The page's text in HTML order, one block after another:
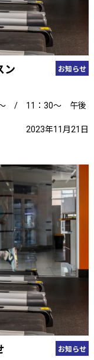
ン
お知らせ
～ / 11：30～ 午後
2023年11月21日
お知らせ